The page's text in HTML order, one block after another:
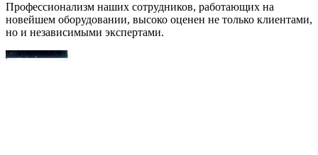
Профессионализм наших сотрудников, работающих на
новейшем оборудовании, высоко оценен не только клиентами,
но и независимыми экспертами.